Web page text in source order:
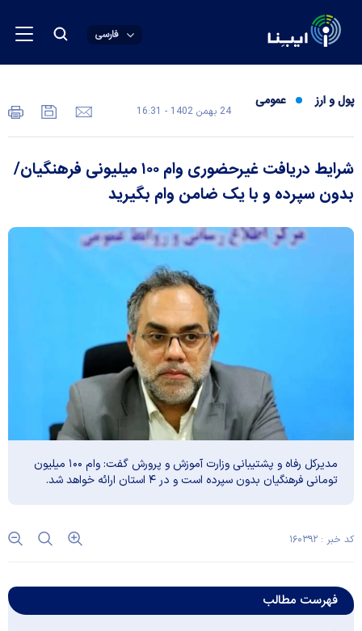
فارسی
پول و ارز عمومی
24 بهمن 1402 - 16:31
شرایط دریافت غیرحضوری وام ۱۰۰ میلیونی فرهنگیان/
بدون سپرده و با یک ضامن وام بگیرید
مدیرکل رفاه و پشتیبانی وزارت آموزش و پرورش گفت: وام ۱۰۰ میلیون
تومانی فرهنگیان بدون سپرده است و در ۴ استان ارائه خواهد شد.
کد خبر : ۱۶۰۳۹۲
فهرست مطالب